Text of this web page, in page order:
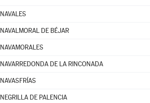
NAVALES
NAVALMORAL DE BÉJAR
NAVAMORALES
NAVARREDONDA DE LA RINCONADA
NAVASFRÍAS
NEGRILLA DE PALENCIA